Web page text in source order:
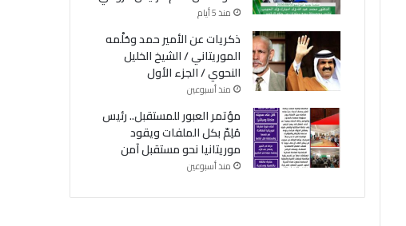
منذ 5 أيام
ذكريات عن الأمير حمد وحُلْمه
الموريتاني / الشيخ الخليل
النحوي / الجزء الأول
منذ أسبوعين
مؤتمر العبور للمستقبل.. رئيس
مُلِمّ بكل الملفات ويقود
موريتانيا نحو مستقبل آمن
منذ أسبوعين